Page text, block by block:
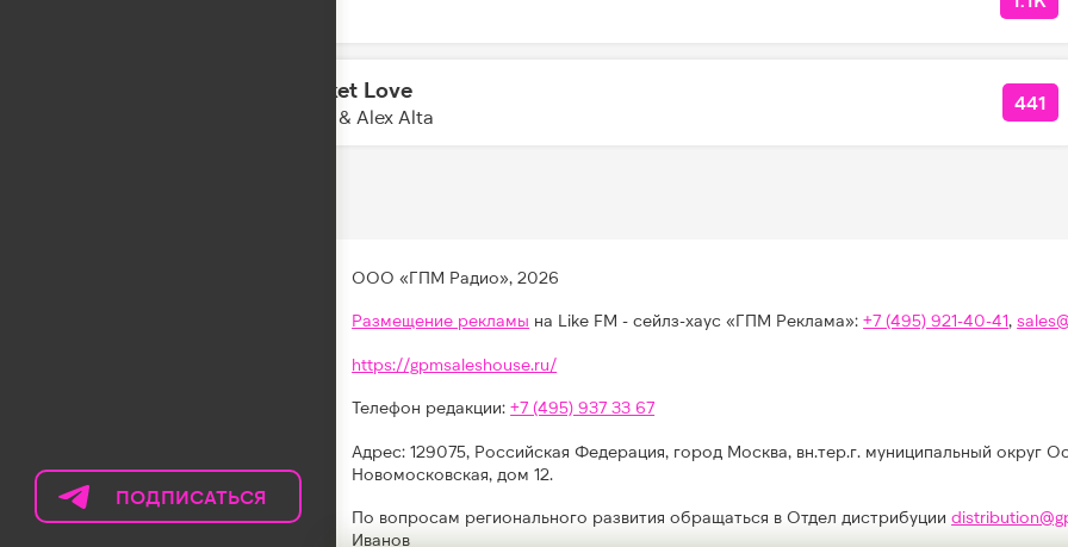
ПОДПИСАТЬСЯ
НА
Cricket Love
KDDK & Alex Alta
441
ООО «ГПМ Радио», 2026
Размещение рекламы на Like FM - сейлз-хаус «ГПМ Реклама»:+7 (495) 921-40-41,
https://gpmsaleshouse.ru/
Телефон редакции:+7 (495) 937 33 67
Адрес: 129075, Российская Федерация, город Москва, вн.тер.г. муниципальный округ
Новомосковская, дом 12.
По вопросам регионального развития обращаться в Отдел дистрибуции
Иванов